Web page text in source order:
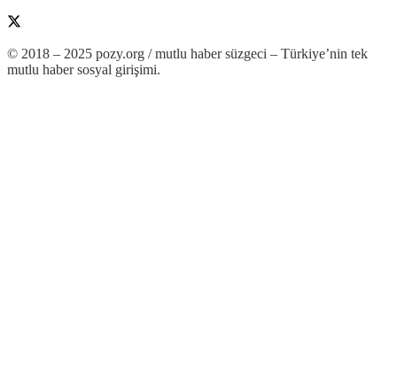
© 2018 – 2025 pozy.org / mutlu haber süzgeci – Türkiye’nin tek
mutlu haber sosyal girişimi.